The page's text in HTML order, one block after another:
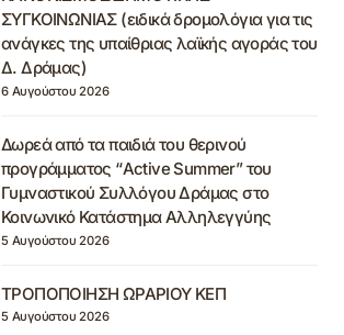
ΣΥΓΚΟΙΝΩΝΙΑΣ (ειδικά δρομολόγια για τις
ανάγκες της υπαίθριας λαϊκής αγοράς του
Δ. Δράμας)
6 Αυγούστου 2026
Δωρεά από τα παιδιά του θερινού
προγράμματος “Active Summer” του
Γυμναστικού Συλλόγου Δράμας στο
Κοινωνικό Κατάστημα Αλληλεγγύης
5 Αυγούστου 2026
ΤΡΟΠΟΠΟΙΗΣΗ ΩΡΑΡΙΟΥ ΚΕΠ
5 Αυγούστου 2026